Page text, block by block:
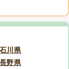
石川県
長野県